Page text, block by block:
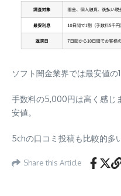
ソフト闇金業界では最安値の
手数料の5,000円は高く感じ
安値。
5chの口コミ投稿も比較的多
Share this Article